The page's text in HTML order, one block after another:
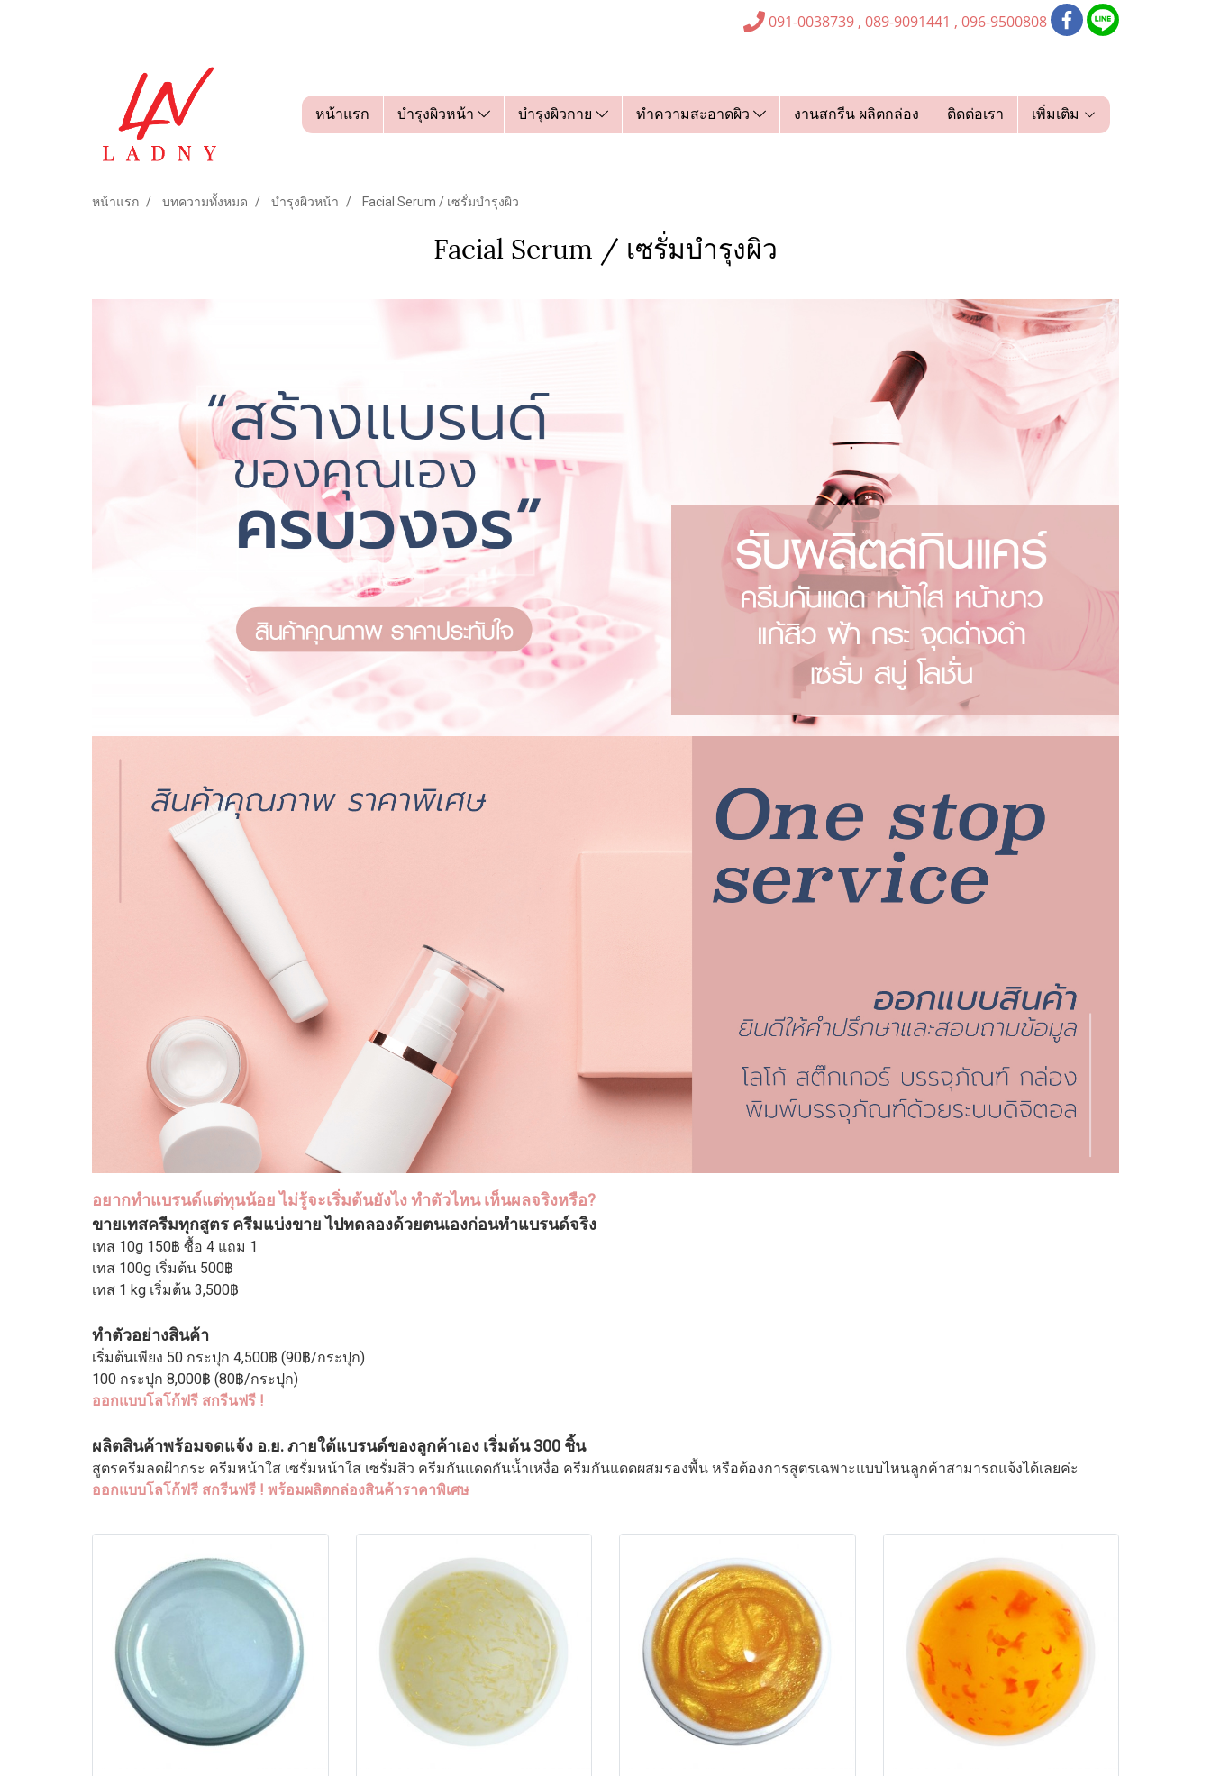
091-0038739 , 089-9091441 , 096-9500808
หน้าแรก บำรุงผิวหน้า บำรุงผิวกาย ทำความสะอาดผิว งานสกรีน ผลิตกล่อง ติดต่อเรา เพิ่มเติม
หน้าแรก บทความทั้งหมด บำรุงผิวหน้า Facial Serum / เซรั่มบำรุงผิว
Facial Serum / เซรั่มบำรุงผิว
อยากทำแบรนด์แต่ทุนน้อย ไม่รู้จะเริ่มต้นยังไง ทำตัวไหน เห็นผลจริงหรือ?
ขายเทสครีมทุกสูตร ครีมแบ่งขาย ไปทดลองด้วยตนเองก่อนทำแบรนด์จริง
เทส 10g 150฿ ซื้อ 4 แถม 1
เทส 100g เริ่มต้น 500฿
เทส 1 kg เริ่มต้น 3,500฿
ทำตัวอย่างสินค้า
เริ่มต้นเพียง 50 กระปุก 4,500฿ (90฿/กระปุก)
100 กระปุก 8,000฿ (80฿/กระปุก)
ออกแบบโลโก้ฟรี สกรีนฟรี !
ผลิตสินค้าพร้อมจดแจ้ง อ.ย. ภายใต้แบรนด์ของลูกค้าเอง เริ่มต้น 300 ชิ้น
สูตรครีมลดฝ้ากระ ครีมหน้าใส เซรั่มหน้าใส เซรั่มสิว ครีมกันแดดกันน้ำเหงื่อ ครีมกันแดดผสมรองพื้น หรือต้องการสูตรเฉพาะแบบไหนลูกค้าสามารถแจ้งได้เลยค่ะ
ออกแบบโลโก้ฟรี สกรีนฟรี ! พร้อมผลิตกล่องสินค้าราคาพิเศษ